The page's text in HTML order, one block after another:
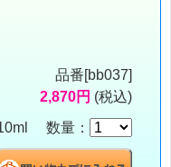
品番[bb037]
2,870円 (税込)
数量：